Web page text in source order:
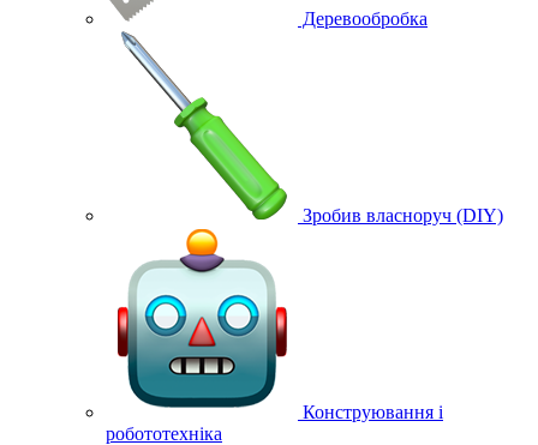
Деревообробка
Зробив власноруч (DIY)
Конструювання і
робототехніка